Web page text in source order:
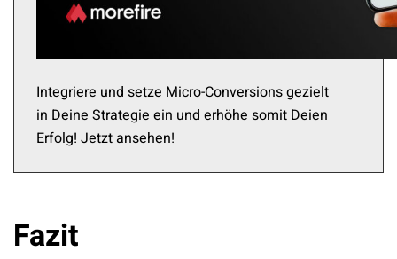
Integriere und setze Micro-Conversions gezielt
in Deine Strategie ein und erhöhe somit Deien
Erfolg! Jetzt ansehen!
Fazit